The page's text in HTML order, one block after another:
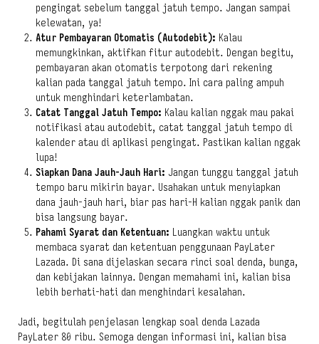
pengingat sebelum tanggal jatuh tempo. Jangan sampai
kelewatan, ya!
Atur Pembayaran Otomatis (Autodebit): Kalau
memungkinkan, aktifkan fitur autodebit. Dengan begitu,
pembayaran akan otomatis terpotong dari rekening
kalian pada tanggal jatuh tempo. Ini cara paling ampuh
untuk menghindari keterlambatan.
Catat Tanggal Jatuh Tempo: Kalau kalian nggak mau pakai
notifikasi atau autodebit, catat tanggal jatuh tempo di
kalender atau di aplikasi pengingat. Pastikan kalian nggak
lupa!
Siapkan Dana Jauh-Jauh Hari: Jangan tunggu tanggal jatuh
tempo baru mikirin bayar. Usahakan untuk menyiapkan
dana jauh-jauh hari, biar pas hari-H kalian nggak panik dan
bisa langsung bayar.
Pahami Syarat dan Ketentuan: Luangkan waktu untuk
membaca syarat dan ketentuan penggunaan PayLater
Lazada. Di sana dijelaskan secara rinci soal denda, bunga,
dan kebijakan lainnya. Dengan memahami ini, kalian bisa
lebih berhati-hati dan menghindari kesalahan.
Jadi, begitulah penjelasan lengkap soal denda Lazada
PayLater 80 ribu. Semoga dengan informasi ini, kalian bisa